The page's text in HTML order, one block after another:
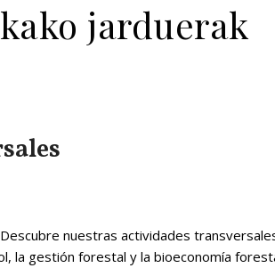
jarduerak
nuestras actividades
la gestión forestal y la bioeconomía